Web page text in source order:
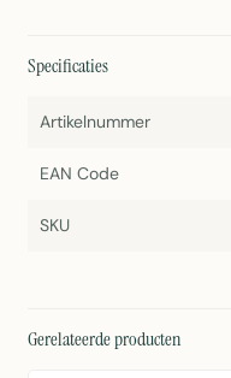
Specificaties
Artikelnummer
EAN Code
SKU
Gerelateerde producten